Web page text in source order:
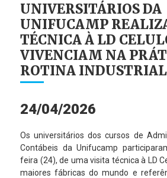
UNIVERSITÁRIOS DA
UNIFUCAMP
TÉCNICA À LD
VIVENCIAM NA
ROTINA INDUSTRIAL
24/04/2026
Os universitários dos cursos de
Contábeis da Unifucamp
feira (24), de uma visita técnica à LD
maiores fábricas do mundo e